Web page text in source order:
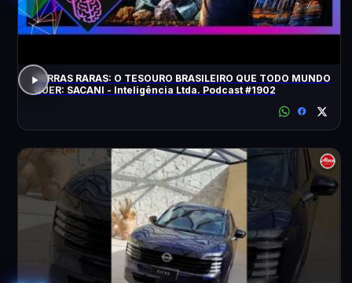
TERRAS RARAS: O TESOURO BRASILEIRO QUE TODO MUNDO
QUER: SACANI - Inteligência Ltda. Podcast #1902